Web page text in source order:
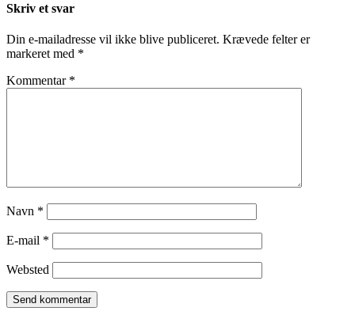
Skriv et svar
Din e-mailadresse vil ikke blive publiceret. Krævede felter er
markeret med *
Kommentar *
Navn *
E-mail *
Websted